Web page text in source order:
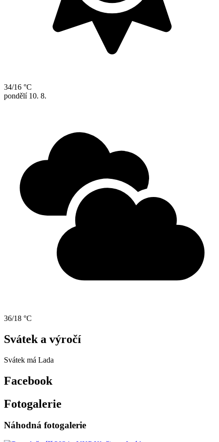
34/16 °C
pondělí 10. 8.
36/18 °C
Svátek a výročí
Svátek má Lada
Facebook
Fotogalerie
Náhodná fotogalerie